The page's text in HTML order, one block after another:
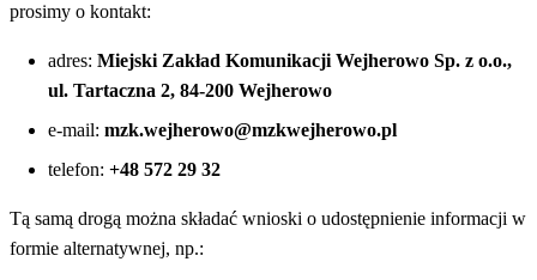
prosimy o kontakt:
adres: Miejski Zakład Komunikacji Wejherowo Sp. z o.o.,
ul. Tartaczna 2, 84-200 Wejherowo
e-mail: mzk.wejherowo@mzkwejherowo.pl
telefon: +48 572 29 32
Tą samą drogą można składać wnioski o udostępnienie informacji w
formie alternatywnej, np.: